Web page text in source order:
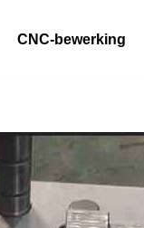
CNC-bewerking